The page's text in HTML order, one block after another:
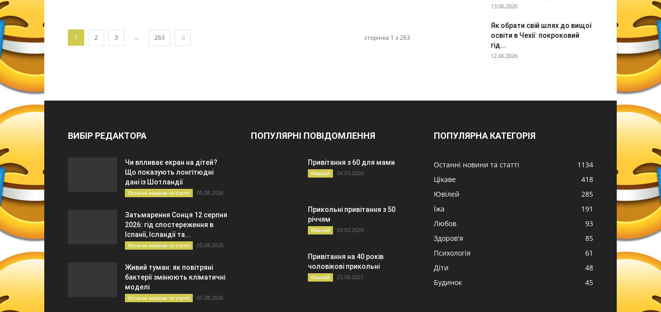
1 2 3 ... 263 сторінка 1 з 263
13.06.2026
Як обрати свій шлях до вищої
освіти в Чехії: покроковий
гід...
12.06.2026
ВИБІР РЕДАКТОРА
Чи впливає екран на дітей?
Що показують лонгітюдні
дані із Шотландії
Останні новини та статті 05.08.2026
Затьмарення Сонця 12 серпня
2026: гід спостереження в
Іспанії, Ісландії та...
Останні новини та статті 05.08.2026
Живий туман: як повітряні
бактерії змінюють кліматичні
моделі
Останні новини та статті 05.08.2026
ПОПУЛЯРНІ ПОВІДОМЛЕННЯ
Привітання з 60 для мами
Ювілей 04.03.2020
Прикольні привітання з 50
річчям
Ювілей 03.03.2020
Привітання на 40 років
чоловікові прикольні
Ювілей 23.09.2021
ПОПУЛЯРНА КАТЕГОРІЯ
Останні новини та статті
1134
Цікаве
418
Ювілей
285
Їжа
191
Любов
93
Здоров'я
85
Психологія
61
Діти
48
Будинок
45